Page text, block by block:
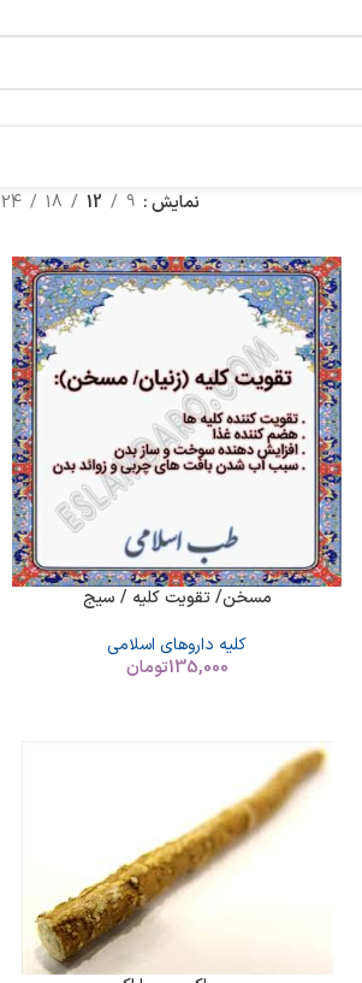
نمایش 9
12
18
24
مسخن/ تقویت کلیه / سیج
کلیه داروهای اسلامی
135,000تومان